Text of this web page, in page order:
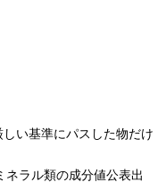
い基準にパスした物だけ
ラル類の成分値公表出